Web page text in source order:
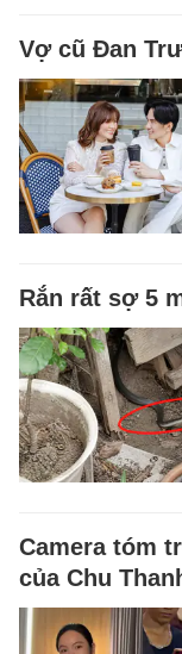
Vợ cũ Đan
Rắn rất sợ 5
Camera tóm
của Chu